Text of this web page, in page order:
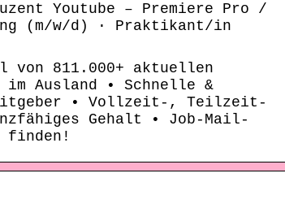
Youtube – Premiere Pro /
(m/w/d) · Praktikant/in
von 811.000+ aktuellen
im Ausland • Schnelle &
• Vollzeit-, Teilzeit-
Gehalt • Job-Mail-
finden!